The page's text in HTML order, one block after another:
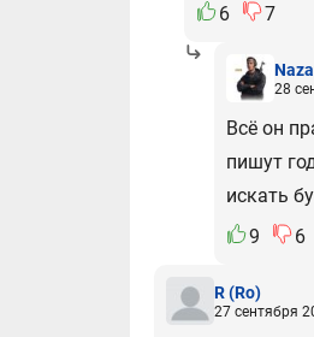
6
7
28
Всё он
пишут
искать
9
6
R(Ro)
27 сентября